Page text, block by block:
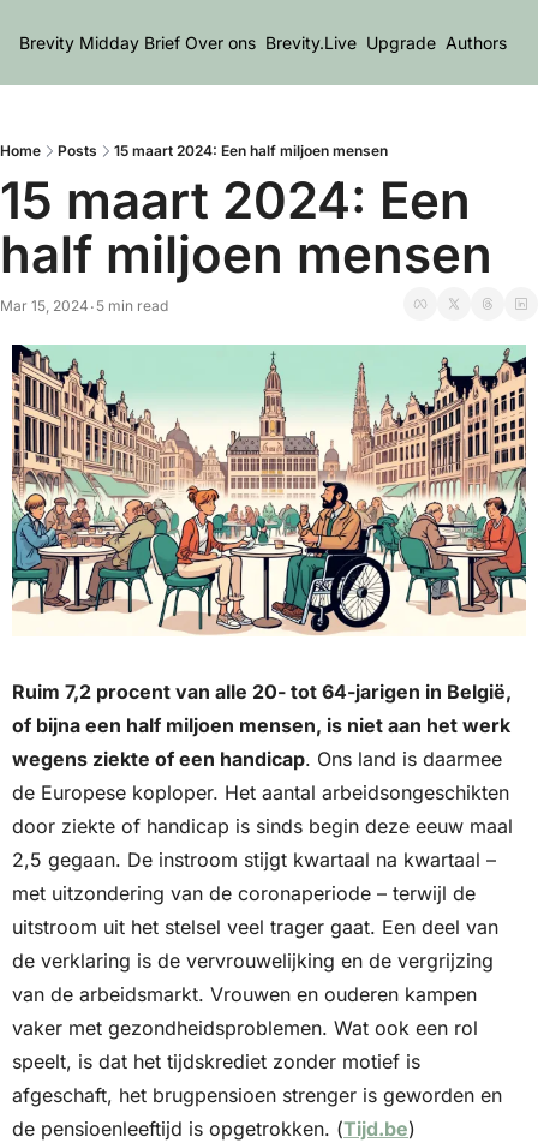
Brevity Midday Brief Over ons Brevity.Live Upgrade Authors
Home Posts 15 maart 2024: Een half miljoen mensen
15 maart 2024: Een
half miljoen mensen
Mar 15, 2024 • 5 min read
Ruim 7,2 procent van alle 20- tot 64-jarigen in België,
of bijna een half miljoen mensen, is niet aan het werk
wegens ziekte of een handicap. Ons land is daarmee
de Europese koploper. Het aantal arbeidsongeschikten
door ziekte of handicap is sinds begin deze eeuw maal
2,5 gegaan. De instroom stijgt kwartaal na kwartaal –
met uitzondering van de coronaperiode – terwijl de
uitstroom uit het stelsel veel trager gaat. Een deel van
de verklaring is de vervrouwelijking en de vergrijzing
van de arbeidsmarkt. Vrouwen en ouderen kampen
vaker met gezondheidsproblemen. Wat ook een rol
speelt, is dat het tijdskrediet zonder motief is
afgeschaft, het brugpensioen strenger is geworden en
de pensioenleeftijd is opgetrokken. (Tijd.be)